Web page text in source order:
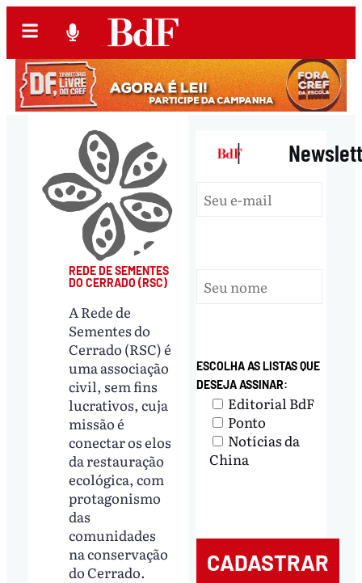
REDE DE SEMENTES
DO CERRADO (RSC)
A Rede de
Sementes do
Cerrado (RSC) é
uma associação
civil, sem fins
lucrativos, cuja
missão é
conectar os elos
da restauração
ecológica, com
protagonismo
das
comunidades
na conservação
do Cerrado.
|
ESCOLHA AS LISTAS QUE
DESEJA ASSINAR:
Editorial BdF
Ponto
Notícias da
China